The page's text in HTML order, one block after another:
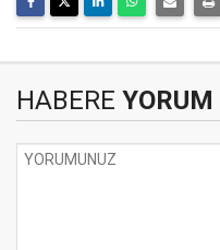
HABERE